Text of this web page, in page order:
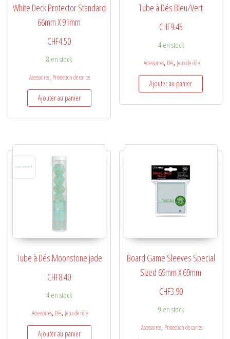
White Deck Protector Standard
66mm X 91mm
CHF4.50
8 en stock
Accessoires, Protection de cartes
Ajouter au panier
Tube à Dés Bleu/Vert
CHF9.45
4 en stock
Accessoires, Dés, Jeux de rôle
Ajouter au panier
Tube à Dés Moonstone jade
CHF8.40
4 en stock
Accessoires, Dés, Jeux de rôle
Ajouter au panier
Board Game Sleeves Special
Sized 69mm X 69mm
CHF3.90
9 en stock
Accessoires, Protection de cartes